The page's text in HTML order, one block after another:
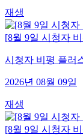
재생
[8월 9일 시청자
시청자 비평 플러
2026년 08월 09일
재생
[8월 9일 시청자